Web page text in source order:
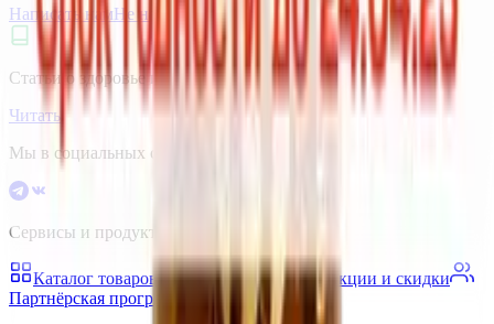
Написать намНе нашли нужный товар?
Статьи о здоровье и витаминах
Читать
Мы в социальных сетях
Сервисы и продукты vitanow
Каталог товаров Блог о здоровье
Акции и скидки
Партнёрская программа